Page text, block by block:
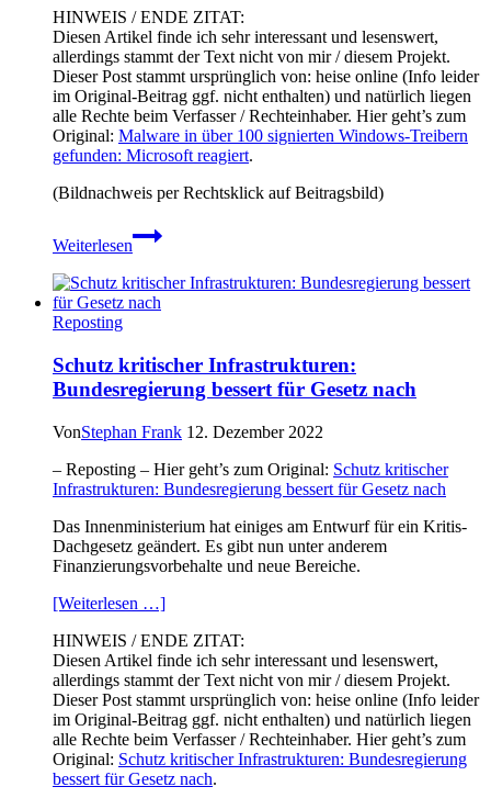
HINWEIS / ENDE ZITAT:
Diesen Artikel finde ich sehr interessant und lesenswert,
allerdings stammt der Text nicht von mir / diesem Projekt.
Dieser Post stammt ursprünglich von: heise online (Info leider
im Original-Beitrag ggf. nicht enthalten) und natürlich liegen
alle Rechte beim Verfasser / Rechteinhaber. Hier geht’s zum
Original: Malware in über 100 signierten Windows-Treibern
gefunden: Microsoft reagiert.
(Bildnachweis per Rechtsklick auf Beitragsbild)
Weiterlesen
Malware
in
100
signierten
gefunden:
Microsoft
reagiert
Reposting
Schutz kritischer Infrastrukturen:
Bundesregierung bessert für Gesetz nach
VonStephan Frank 12. Dezember 2022
– Reposting – Hier geht’s zum Original: Schutz kritischer
Infrastrukturen: Bundesregierung bessert für Gesetz nach
Das Innenministerium hat einiges am Entwurf für ein Kritis-
Dachgesetz geändert. Es gibt nun unter anderem
Finanzierungsvorbehalte und neue Bereiche.
[Weiterlesen …]
HINWEIS / ENDE ZITAT:
Diesen Artikel finde ich sehr interessant und lesenswert,
allerdings stammt der Text nicht von mir / diesem Projekt.
Dieser Post stammt ursprünglich von: heise online (Info leider
im Original-Beitrag ggf. nicht enthalten) und natürlich liegen
alle Rechte beim Verfasser / Rechteinhaber. Hier geht’s zum
Original: Schutz kritischer Infrastrukturen: Bundesregierung
bessert für Gesetz nach.